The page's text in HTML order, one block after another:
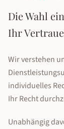
Die Wahl
Ihr
Wir verstehen
individuelles
Ihr Recht
Unabhängig